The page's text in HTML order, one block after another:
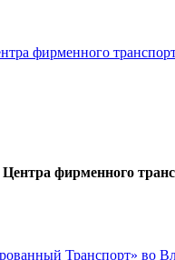
фирменного
Центра фирменного
Транспорт» во